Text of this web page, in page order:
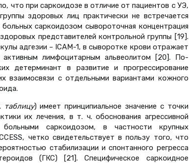
что при саркоидозе в отличие от пациентов с УЭ,
здоровых лиц практически не встречается
саркоидозом сывороточная концентрация
представителей контрольной группы [19].
адгезии – ICAM-1, в сыворотке крови отражает
активным лимфоцитарным альвеолитом [20]. По-
детерминант в развитие и прогрессирование
взаимосвязи с отдельными вариантами кожного
таблицу) имеет принципиальное значение с точки
их лечения, в т. ч. обоснования агрессивной
саркоидозом, в частности крупных
четко свидетельствует в пользу того, что
стабилизации и спонтанного регресса
(ГКС) [21]. Специфическое саркоидное